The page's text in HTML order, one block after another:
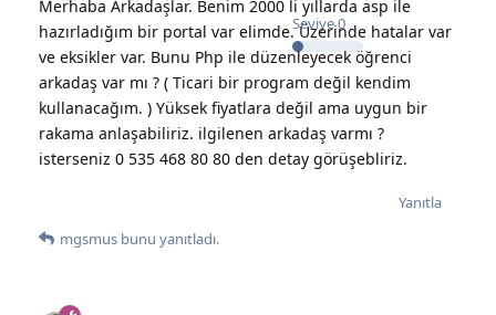
Seviye0
Merhaba Arkadaşlar. Benim 2000 li yıllarda asp ile
hazırladığım bir portal var elimde. Üzerinde hatalar var
ve eksikler var. Bunu Php ile düzenleyecek öğrenci
arkadaş var mı ? ( Ticari bir program değil kendim
kullanacağım. ) Yüksek fiyatlara değil ama uygun bir
rakama anlaşabiliriz. ilgilenen arkadaş varmı ?
isterseniz 0 535 468 80 80 den detay görüşebliriz.
Yanıtla
mgsmus bunu yanıtladı.